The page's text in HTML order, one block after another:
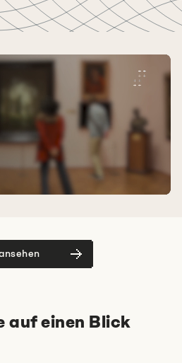
auf einen Blick